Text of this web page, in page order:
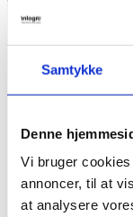
Samtykke
Denne
Vi bruger
annoncer, til at
at analysere
Substy –
jeres nuværende it-
Vil du vide mere?
Microsoft